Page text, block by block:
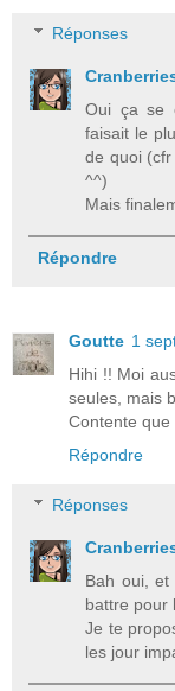
Réponses
Oui ça se
faisait le
de quoi
^^)
Mais
Répondre
Goutte 1
Hihi !! Moi
seules, mais
Contente
Répondre
Réponses
Bah oui,
battre pour
Je te
les jour